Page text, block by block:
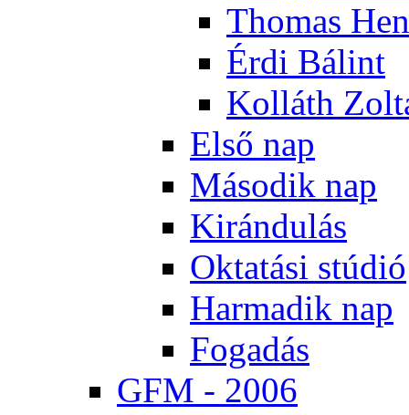
Tho­mas
Ér­di Bá­lint
Kol­láth
El­ső nap
Má­so­dik nap
Ki­rán­du­lás
Ok­ta­tá­si stú­dió
Har­ma­dik nap
Fo­ga­dás
GFM - 2006